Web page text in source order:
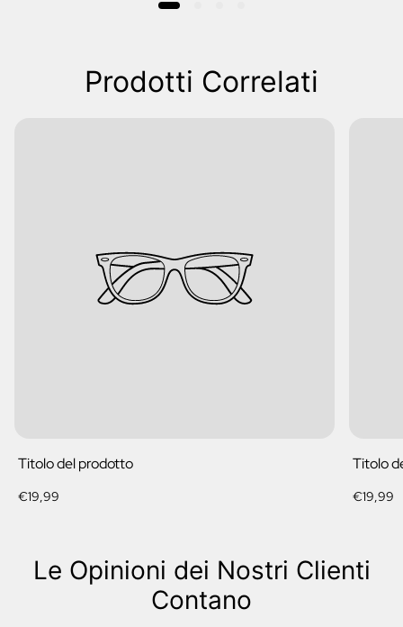
Prodotti Correlati
Titolo del prodotto
Prezzo
€19,99
Titolo
Prezzo
€19,99
Le Opinioni dei Nostri Clienti
Contano